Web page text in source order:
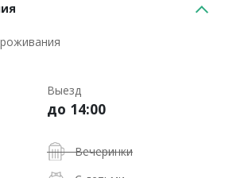
Выезд
до 14:00
Вечеринки